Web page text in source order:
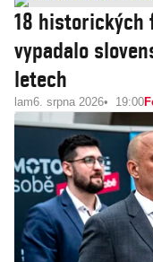
18 historických
vypadalo
letech
lam6. srpna 2026 19:00